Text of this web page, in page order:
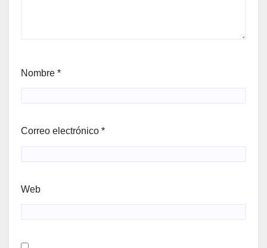
Nombre *
Correo electrónico *
Web